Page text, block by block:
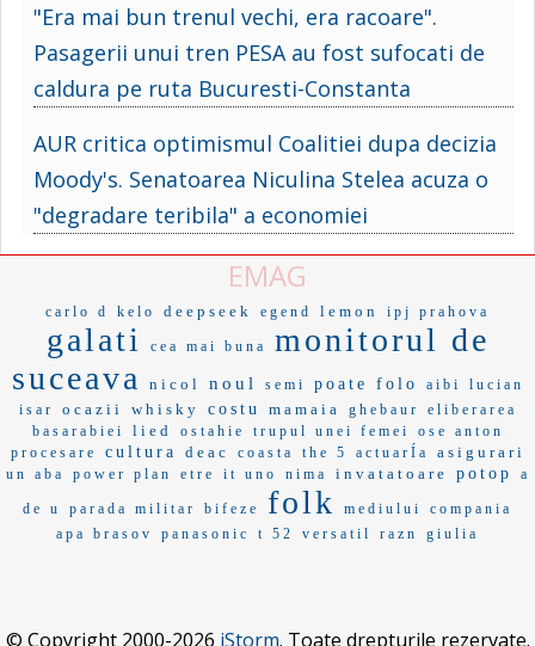
"Era mai bun trenul vechi, era racoare".
Pasagerii unui tren PESA au fost sufocati de
caldura pe ruta Bucuresti-Constanta
AUR critica optimismul Coalitiei dupa decizia
Moody's. Senatoarea Niculina Stelea acuza o
"degradare teribila" a economiei
EMAG
carlo d kelo deepseek egend lemon ipj prahova
galati cea mai buna
monitorul de
suceava
nicol noul semi poate folo aibi
lucian
isar
ocazii whisky costu mamaia ghebaur
eliberarea
basarabiei
lied ostahie trupul unei femei
ose anton
procesare
cultura deac coasta the 5 actuarÍa asigurari
un aba power plan etre it uno nima invatatoare potop a
de u parada militar bifeze folk mediului
compania
apa brasov
panasonic t 52 versatil razn giulia
© Copyright 2000-2026 iStorm. Toate drepturile rezervate.